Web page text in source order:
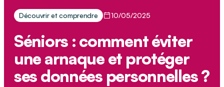
Découvrir et comprendre 10/05/2025
Séniors : comment éviter
une arnaque et protéger
ses données personnelles ?